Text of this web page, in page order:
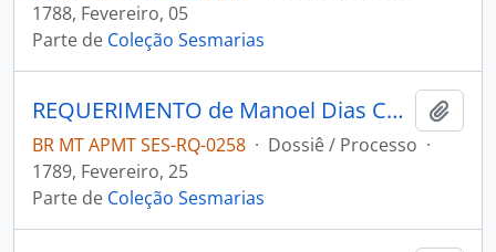
1788, Fevereiro, 05
Parte de Coleção Sesmarias
REQUERIMENTO de Manoel Dias Correa de Castro ao Governador e Capitão-General da Capitania de Mato Grosso Luiz de Albuquerque de Melo Pereira e Cáceres.
BR MT APMT SES-RQ-0258 · Dossiê / Processo ·
1789, Fevereiro, 25
Parte de Coleção Sesmarias